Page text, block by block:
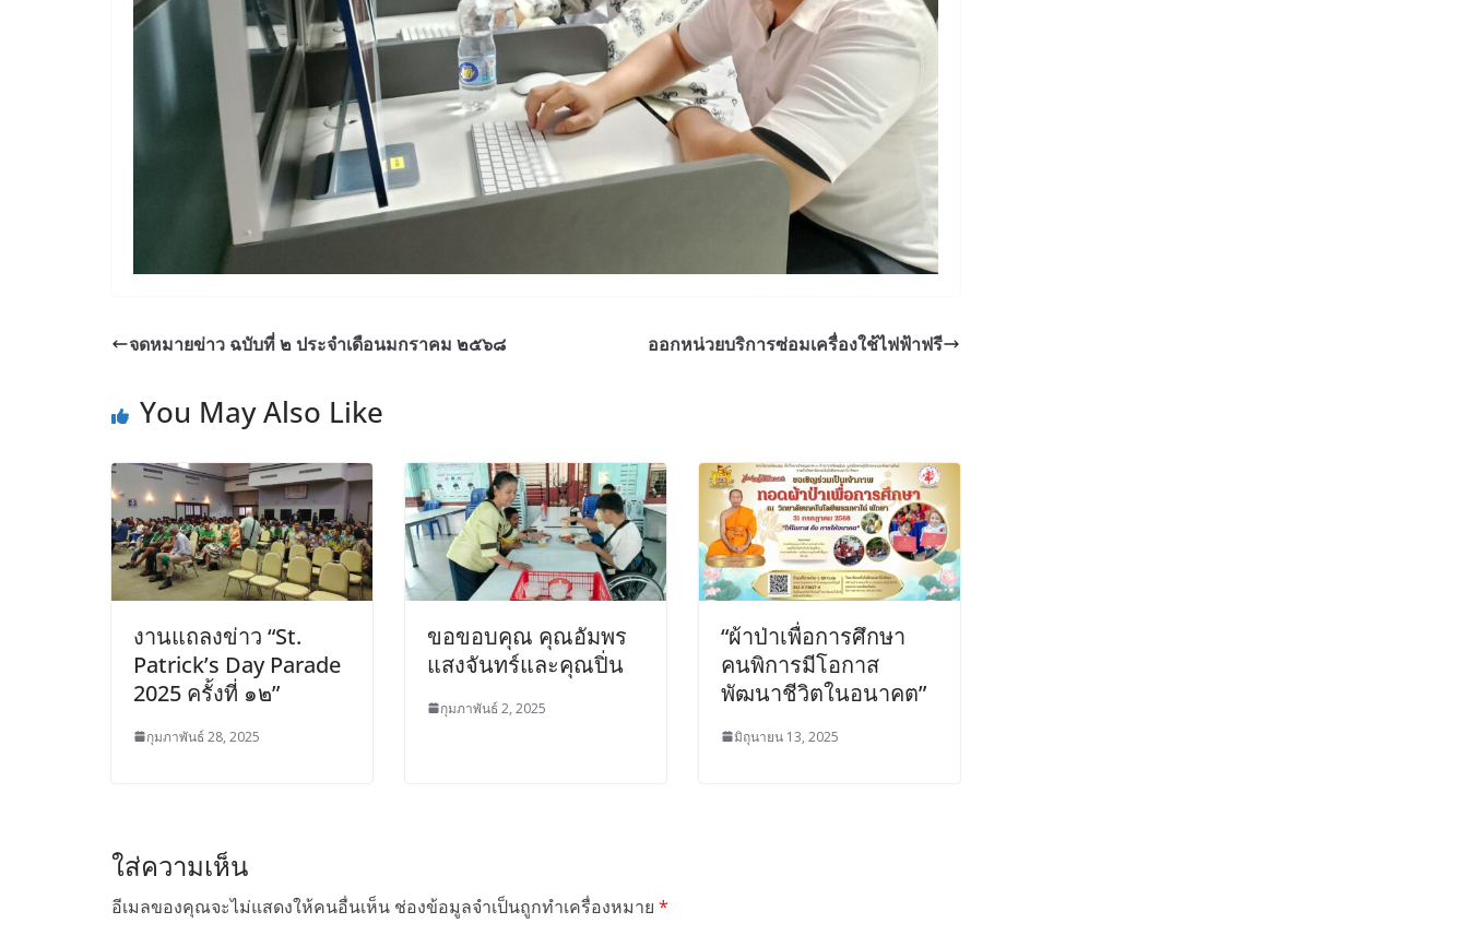
จดหมายข่าว ฉบับที่ ๒ ประจำเดือนมกราคม ๒๕๖๘ ออกหน่วยบริการซ่อมเครื่องใช้ไฟฟ้าฟรี
You May Also Like
งานแถลงข่าว “St.
Patrick’s Day Parade
2025 ครั้งที่ ๑๒”
กุมภาพันธ์ 28, 2025
ขอขอบคุณ คุณอัมพร
แสงจันทร์และคุณปิ่น
กุมภาพันธ์ 2, 2025
“ผ้าป่าเพื่อการศึกษา
คนพิการมีโอกาส
พัฒนาชีวิตในอนาคต”
มิถุนายน 13, 2025
ใส่ความเห็น
อีเมลของคุณจะไม่แสดงให้คนอื่นเห็น ช่องข้อมูลจำเป็นถูกทำเครื่องหมาย *